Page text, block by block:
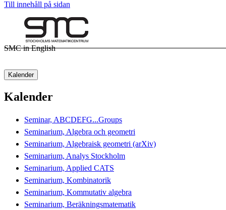
Till innehåll på sidan
SMC in English
Kalender
Kalender
Seminar, ABCDEFG...Groups
Seminarium, Algebra och geometri
Seminarium, Algebraisk geometri (arXiv)
Seminarium, Analys Stockholm
Seminarium, Applied CATS
Seminarium, Kombinatorik
Seminarium, Kommutativ algebra
Seminarium, Beräkningsmatematik